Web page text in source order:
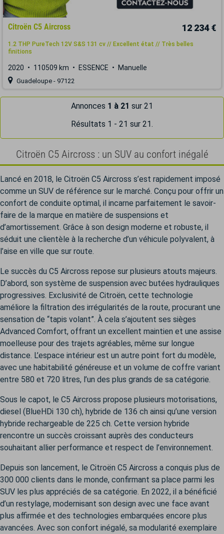
Citroën C5 Aircross 12 234 €
1.2 THP PureTech 12V S&S 131 cv // Excellent état // Très belles
finitions
2020 110509 km ESSENCE Manuelle
Guadeloupe - 97122
Annonces 1 à 21 sur 21
Résultats 1 - 21 sur 21.
Citroën C5 Aircross : un SUV au confort inégalé
Lancé en 2018, le Citroën C5 Aircross s’est rapidement imposé
comme un SUV de référence sur le marché. Conçu pour offrir un
confort de conduite optimal, il incarne parfaitement le savoir-
faire de la marque en matière de suspensions et
d’amortissement. Grâce à son design moderne et robuste, il
séduit une clientèle à la recherche d’un véhicule polyvalent, à
l’aise en ville que sur route.
Le succès du C5 Aircross repose sur plusieurs atouts majeurs.
D’abord, son système de suspension avec butées hydrauliques
progressives. Exclusivité de Citroën, cette technologie
améliore la filtration des irrégularités de la route, procurant une
sensation de “tapis volant”. À cela s’ajoutent ses sièges
Advanced Comfort, offrant un excellent maintien et une assise
moelleuse pour des trajets agréables, même sur longue
distance. L’espace intérieur est un autre point fort du modèle,
avec une habitabilité généreuse et un volume de coffre variant
entre 580 et 720 litres, l’un des plus grands de sa catégorie.
Sous le capot, le C5 Aircross propose plusieurs motorisations,
diesel (BlueHDi 130 ch), hybride de 136 ch ainsi qu’une version
hybride rechargeable de 225 ch. Cette version hybride
rencontre un succès croissant auprès des conducteurs
souhaitant allier performance et respect de l’environnement.
Depuis son lancement, le Citroën C5 Aircross a conquis plus de
300 000 clients dans le monde, confirmant sa place parmi les
SUV les plus appréciés de sa catégorie. En 2022, il a bénéficié
d’un restylage, modernisant son design avec une face avant
plus affirmée et des technologies embarquées encore plus
avancées. Avec son confort inégalé, sa modularité exemplaire